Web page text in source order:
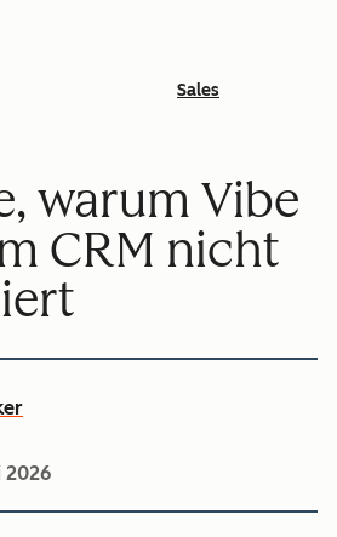
Sales
warum Vibe
CRM nicht
2026